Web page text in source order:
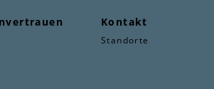
Kontakt
Standorte